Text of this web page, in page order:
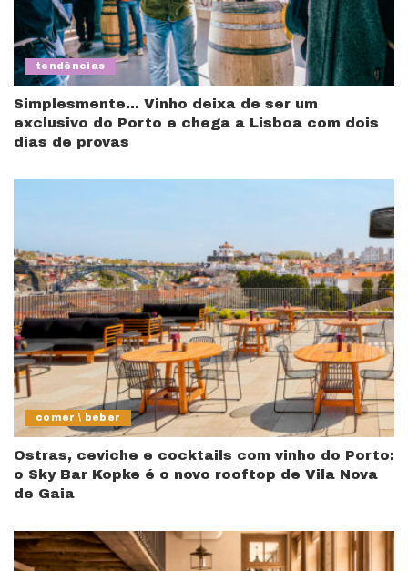
tendências
Simplesmente… Vinho deixa de ser um
exclusivo do Porto e chega a Lisboa com dois
dias de provas
comer \ beber
Ostras, ceviche e cocktails com vinho do Porto:
o Sky Bar Kopke é o novo rooftop de Vila Nova
de Gaia